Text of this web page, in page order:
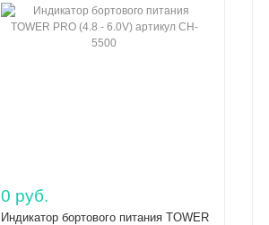
0 руб.
Индикатор бортового питания TOWER